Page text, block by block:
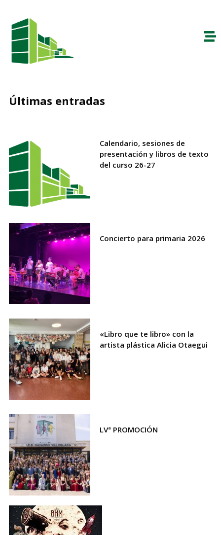
Últimas entradas
Calendario, sesiones de
presentación y libros de texto
del curso 26-27
Concierto para primaria 2026
«Libro que te libro» con la
artista plástica Alicia Otaegui
LVª PROMOCIÓN